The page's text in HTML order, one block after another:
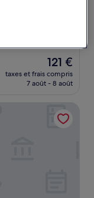
Le
nouveau
prix
de
121 €
121 €
taxes et frais compris
7 août - 8 août